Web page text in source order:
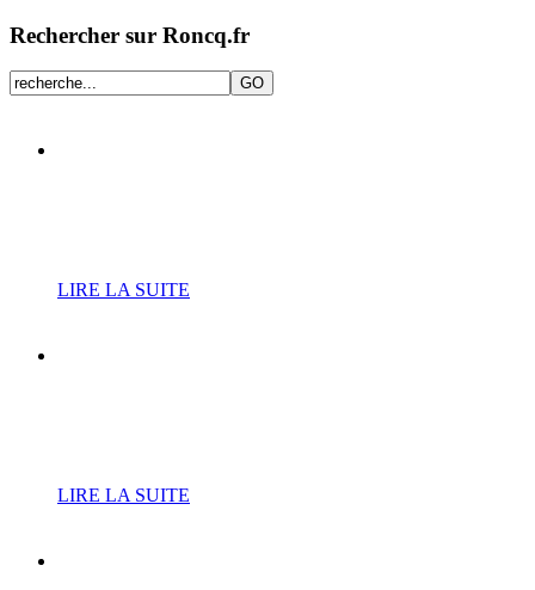
Rechercher sur Roncq.fr
LIRE LA SUITE
LIRE LA SUITE